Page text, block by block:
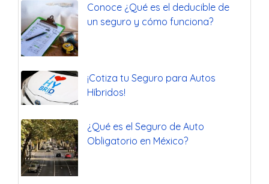
Conoce ¿Qué es el deducible de
un seguro y cómo funciona?
¡Cotiza tu Seguro para Autos
Híbridos!
¿Qué es el Seguro de Auto
Obligatorio en México?